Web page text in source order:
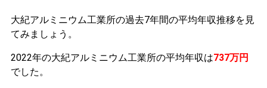
大紀アルミニウム工業所の過去7年間の平均年収推移を見
てみましょう。
2022年の大紀アルミニウム工業所の平均年収は737万円
でした。